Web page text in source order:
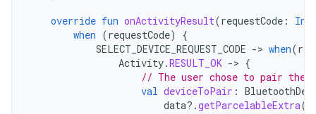
override fun onActivityResult(requestCode : Int
when (requestCode)
{
SELECT_DEVICE_REQUEST_CODE -> when(
Activity.RESULT_OK -> {
// The user chose to pair the
val deviceToPair :
data?.getParcelableExtra(